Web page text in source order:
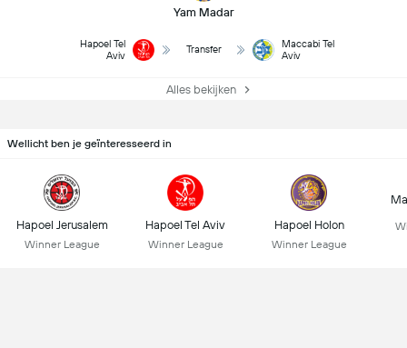
Yam Madar
Hapoel Tel
Aviv
Transfer
Maccabi Tel
Aviv
Alles bekijken
Wellicht ben je geïnteresseerd in
Hapoel Jerusalem
Winner League
Hapoel Tel Aviv
Winner League
Hapoel Holon
Winner League